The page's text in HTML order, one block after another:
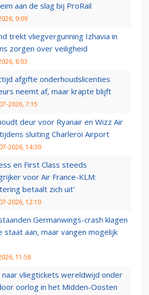
aan de slag bij ProRail
9:09
trekt vliegvergunning Izhavia in
zorgen over veiligheid
8:03
afgifte onderhoudslicenties
neemt af, maar krapte blijft
2026, 7:15
deur voor Ryanair en Wizz Air
sluiting Charleroi Airport
2026, 14:30
en First Class steeds
voor Air France-KLM:
betaalt zich uit’
2026, 12:10
Germanwings-crash klagen
staat aan, maar vangen mogelijk
11:58
naar vliegtickets wereldwijd onder
oorlog in het Midden-Oosten